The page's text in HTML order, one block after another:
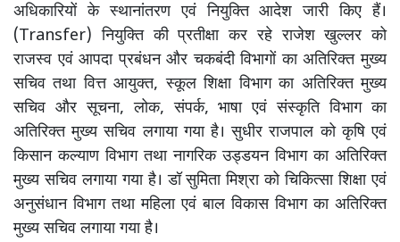
अधिकारियों के स्थानांतरण एवं नियुक्ति आदेश जारी किए हैं।
(Transfer) नियुक्ति की प्रतीक्षा कर रहे राजेश खुल्लर को
राजस्व एवं आपदा प्रबंधन और चकबंदी विभागों का अतिरिक्त मुख्य
सचिव तथा वित्त आयुक्त, स्कूल शिक्षा विभाग का अतिरिक्त मुख्य
सचिव और सूचना, लोक, संपर्क, भाषा एवं संस्कृति विभाग का
अतिरिक्त मुख्य सचिव लगाया गया है। सुधीर राजपाल को कृषि एवं
किसान कल्याण विभाग तथा नागरिक उड्डयन विभाग का अतिरिक्त
मुख्य सचिव लगाया गया है। डॉ सुमिता मिश्रा को चिकित्सा शिक्षा एवं
अनुसंधान विभाग तथा महिला एवं बाल विकास विभाग का अतिरिक्त
मुख्य सचिव लगाया गया है।